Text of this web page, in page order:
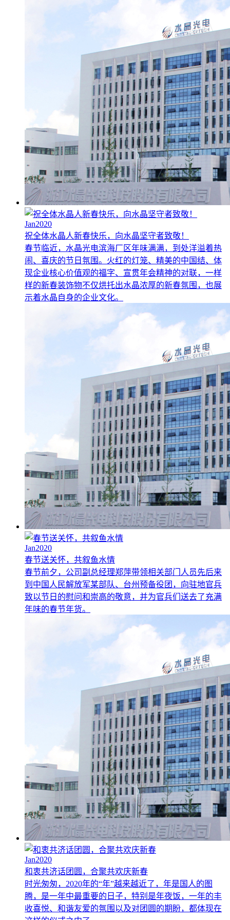
Jan2020
祝全体水晶人新春快乐，向水晶坚守者致敬！
春节临近，水晶光电滨海厂区年味满满，到处洋溢着热
闹、喜庆的节日氛围。火红的灯笼、精美的中国结、体
现企业核心价值观的福字、宣贯年会精神的对联，一样
样的新春装饰物不仅烘托出水晶浓厚的新春氛围，也展
示着水晶自身的企业文化。
Jan2020
春节送关怀，共叙鱼水情
春节前夕，公司副总经理郑萍带领相关部门人员先后来
到中国人民解放军某部队、台州预备役团，向驻地官兵
致以节日的慰问和崇高的敬意，并为官兵们送去了充满
年味的春节年货。
Jan2020
和衷共济话团圆，合聚共欢庆新春
时光匆匆，2020年的“年”越来越近了，年是国人的图
腾，是一年中最重要的日子，特别是年夜饭，一年的丰
收喜悦、和谐友爱的氛围以及对团圆的期盼，都体现在